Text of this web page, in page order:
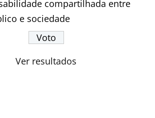
compartilhada entre
e sociedade
Ver resultados